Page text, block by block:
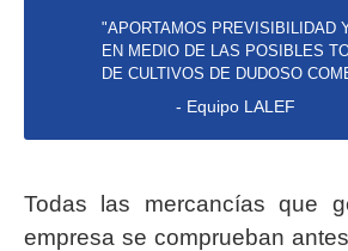
"APORTAMOS PREVISIBILIDAD
EN MEDIO DE LAS POSIBLES
DE CULTIVOS DE DUDOSO
- Equipo LALEF
Todas las mercancías que
empresa se comprueban